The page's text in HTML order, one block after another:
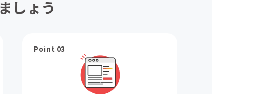
しょう
Point 03